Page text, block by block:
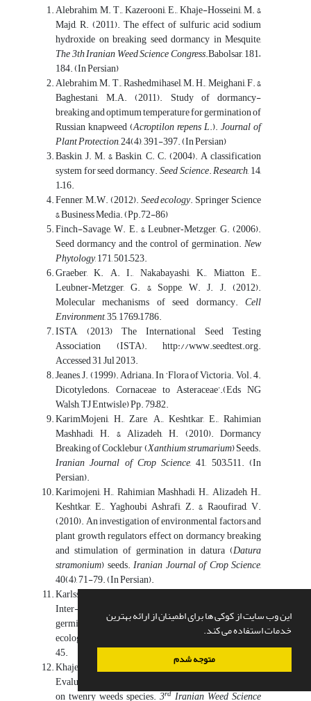
این وب سایت از کوکی ها برای اطمینان از ارائه بهترین
خدمات استفاده می کند.
متوجه شدم
Alebrahim, M. T., Kazerooni, E., Khaje-Hosseini, M. &
Majd, R. (2011). The effect of sulfuric acid sodium
hydroxide on breaking seed dormancy in Mesquite,
The 3th Iranian Weed Science Congress.Babolsar, 181–
184. (In Persian)
Alebrahim, M. T., Rashedmihasel, M. H., Meighani, F. &
Baghestani, M.A. (2011). Study of dormancy-
breaking and optimum temperature for germination of
Russian knapweed (Acroptilon repens L.).Journal of
Plant Protection, 24(4), 391-397. (In Persian)
Baskin, J. M. & Baskin, C. C. (2004). A classification
system for seed dormancy.Seed Science.Research, 14,
1–16.
Fenner, M.W. (2012).Seed ecology. Springer Science
& Business Media. (Pp.72-86)
Finch-Savage, W. E. & Leubner‐Metzger, G. (2006).
Seed dormancy and the control of germination.New
Phytology, 171, 501–523.
Graeber, K. A. I., Nakabayashi, K., Miatton, E.,
Leubner‐Metzger, G. & Soppe, W. J. J. (2012).
Molecular mechanisms of seed dormancy. Cell
Environment, 35, 1769–1786.
ISTA, (2013) The International Seed Testing
Association (ISTA). http://www.seedtest.org.
Accessed 31 Jul 2013.
Jeanes, J. (1999). Adriana. In ‘Flora of Victoria. Vol. 4.
Dicotyledons. Cornaceae to Asteraceae’.(Eds NG
Walsh, TJ Entwisle) Pp. 79–82.
KarimMojeni, H., Zare, A., Keshtkar, E., Rahimian
Mashhadi, H. & Alizadeh, H. (2010). Dormancy
Breaking of Cocklebur (Xanthium strumarium) Seeds.
Iranian Journal of Crop Science, 41, 503–511. (In
Persian).
Karimojeni, H., Rahimian Mashhadi, H., Alizadeh, H.,
Keshtkar, E., Yaghoubi Ashrafi, Z. & Raoufirad, V.
(2010). An investigation of environmental factors and
plant growth regulators effect on dormancy breaking
and stimulation of germination in datura (Datura
stramonium) seeds.Iranian Journal of Crop Science,
40(4), 71-79. (In Persian).
Karlsson, L. M., Tamado, T., & Milberg, P. (2008).
Inter-species comparison of seed dormancy and
germination of six annual Asteraceae weeds in an
ecological context. Seed Science Research, 18(1), 35-
45.
Khajeh-Hosseini, M., Orooji, K. & Avarseji, Z. (2011).
Evaluation of some seed dormancy breaking methods
on twenry weeds species.3rdIranian Weed Science